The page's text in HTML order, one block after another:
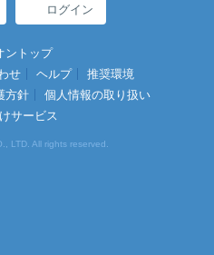
ログイン
ントップ
せ ヘルプ
推奨環境
方針
個人情報の取り扱い
サービス
LTD. All rights reserved.